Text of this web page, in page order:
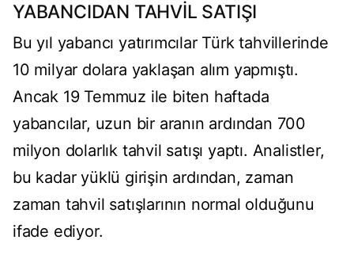
YABANCIDAN TAHVİL SATIŞI
Bu yıl yabancı yatırımcılar Türk tahvillerinde
10 milyar dolara yaklaşan alım yapmıştı.
Ancak 19 Temmuz ile biten haftada
yabancılar, uzun bir aranın ardından 700
milyon dolarlık tahvil satışı yaptı. Analistler,
bu kadar yüklü girişin ardından, zaman
zaman tahvil satışlarının normal olduğunu
ifade ediyor.